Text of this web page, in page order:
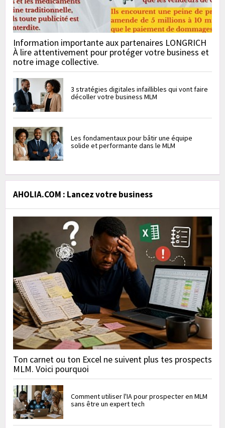
Information importante aux partenaires LONGRICH
À lire attentivement pour protéger votre business et
notre image collective.
3 stratégies digitales infaillibles qui vont faire
décoller votre business MLM
Les fondamentaux pour bâtir une équipe
solide et performante dans le MLM
AHOLIA.COM : Lancez votre business
Ton carnet ou ton Excel ne suivent plus tes prospects
MLM. Voici pourquoi
Comment utiliser l'IA pour prospecter en MLM
sans être un expert tech